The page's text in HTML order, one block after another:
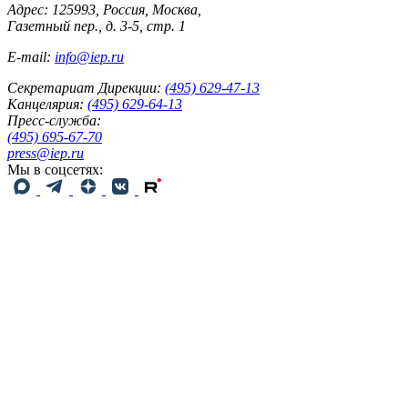
Адрес: 125993, Россия, Москва,
Газетный пер., д. 3-5, стр. 1
E-mail: info@iep.ru
Секретариат Дирекции: (495) 629-47-13
Канцелярия: (495) 629-64-13
Пресс-служба:
(495) 695-67-70
press@iep.ru
Мы в соцсетях: